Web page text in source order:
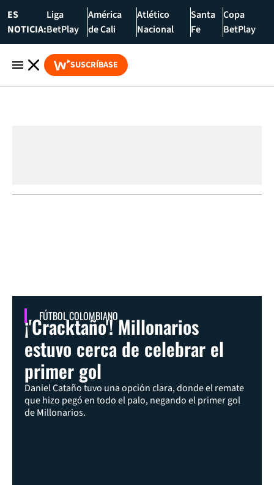
ES
NOTICIA:
Liga
BetPlay
América
de Cali
Atlético
Nacional
Santa
Fe
Copa
BetPlay
SUSCRÍBASE
FÚTBOL COLOMBIANO
¡'Cracktaño'! Millonarios
estuvo cerca de celebrar el
primer gol
Daniel Cataño tuvo una opción clara, donde el remate
que hizo pegó en todo el palo, negando el primer gol
de Millonarios.